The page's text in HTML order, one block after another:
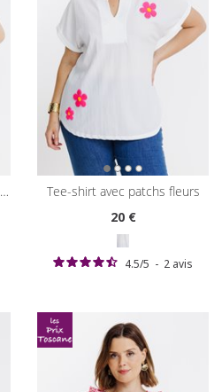
tee-shirt avec patchs fleurs
20€
4.5/5 - 2 avis